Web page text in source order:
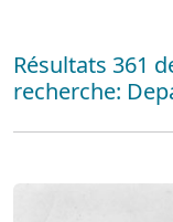
Résultats 361
recherche: